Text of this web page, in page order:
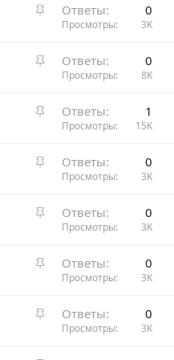
р
л
о
З
р
л
о
Ответы 0
Просмотры 3K
З
р
л
о
Ответы 0
Просмотры 8K
З
р
л
о
Ответы 1
Просмотры 15K
З
р
л
о
Ответы 0
Просмотры 3K
З
р
л
Ответы 0
Просмотры 3K
З
р
Ответы 0
Просмотры 3K
З
Ответы 0
Просмотры 3K